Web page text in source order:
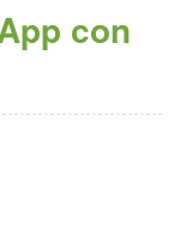
con